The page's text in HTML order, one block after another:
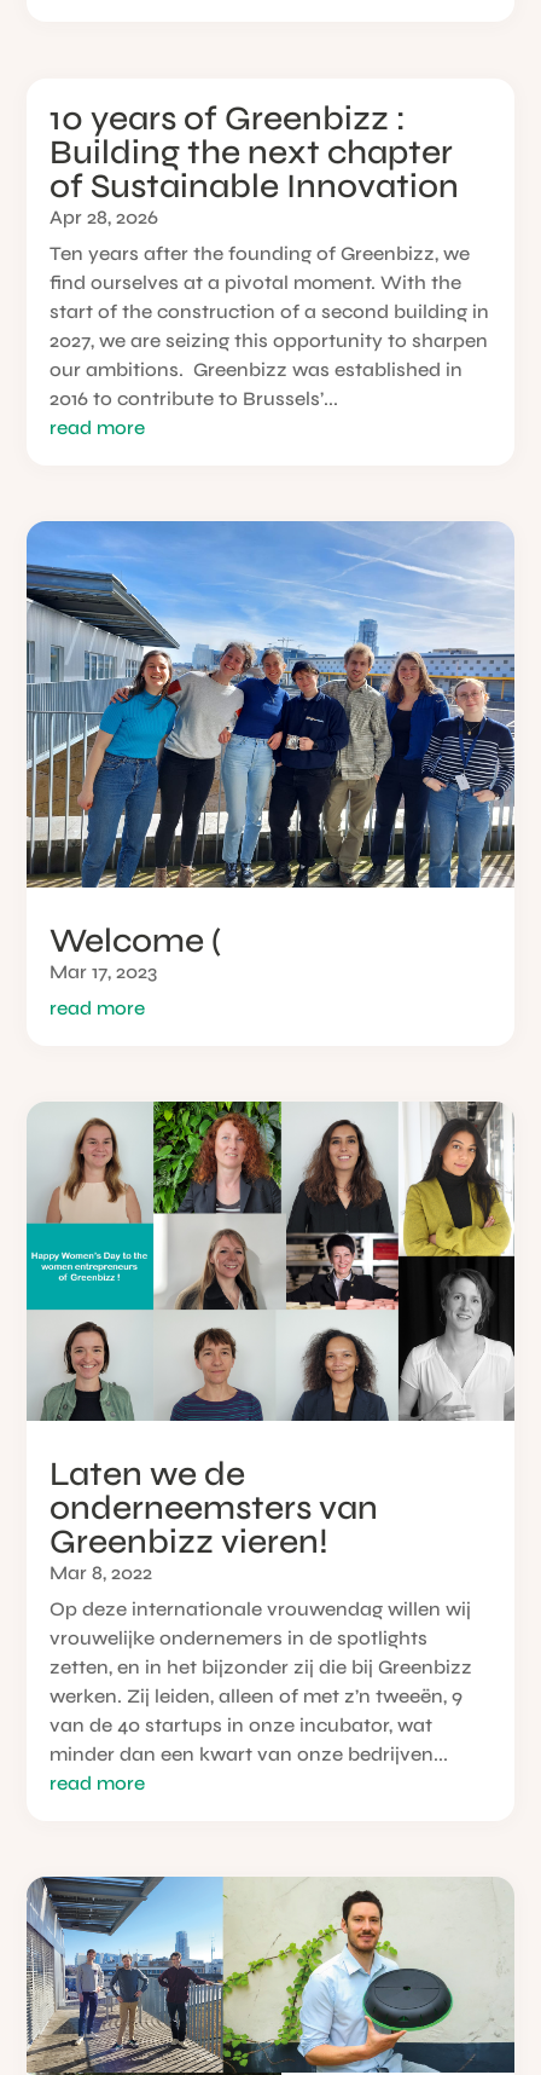
10 years of Greenbizz :
Building the next chapter
of Sustainable Innovation
Apr 28, 2026
Ten years after the founding of Greenbizz, we
find ourselves at a pivotal moment. With the
start of the construction of a second building in
2027, we are seizing this opportunity to sharpen
our ambitions. Greenbizz was established in
2016 to contribute to Brussels’...
read more
Welcome (
Mar 17, 2023
read more
Laten we de
onderneemsters van
Greenbizz vieren!
Mar 8, 2022
Op deze internationale vrouwendag willen wij
vrouwelijke ondernemers in de spotlights
zetten, en in het bijzonder zij die bij Greenbizz
werken. Zij leiden, alleen of met z’n tweeën, 9
van de 40 startups in onze incubator, wat
minder dan een kwart van onze bedrijven...
read more